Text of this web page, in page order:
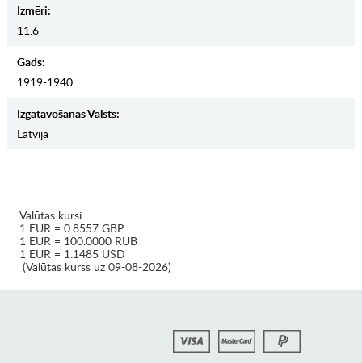
Izmēri:
11.6
Gads:
1919-1940
Izgatavošanas Valsts:
Latvija
Valūtas kursi:
1 EUR = 0.8557 GBP
1 EUR = 100.0000 RUB
1 EUR = 1.1485 USD
(Valūtas kurss uz 09-08-2026)